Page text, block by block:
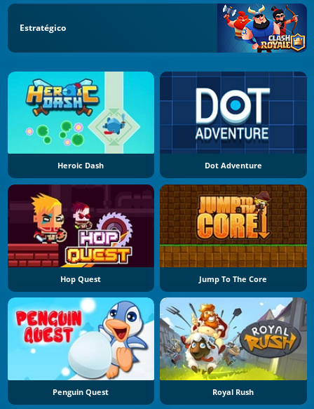
Estratégico
Heroic Dash Dot Adventure
Hop Quest Jump To The Core
Penguin Quest Royal Rush